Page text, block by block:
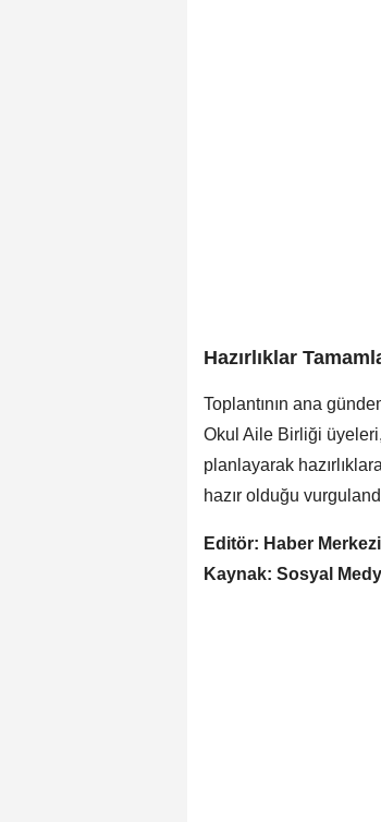
Hazırlıklar
Toplantının ana
Okul Aile Birliği
planlayarak
hazır olduğu
Editör: Haber Merkezi
Kaynak: Sosyal